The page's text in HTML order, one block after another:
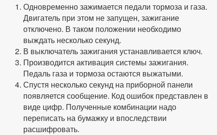
Одновременно зажимается педали тормоза и газа.
Двигатель при этом не запущен, зажигание
отключено. В таком положении необходимо
выждать несколько секунд.
В выключатель зажигания устанавливается ключ.
Производится активация системы зажигания.
Педаль газа и тормоза остаются выжатыми.
Спустя несколько секунд на приборной панели
появляется сообщение. Код ошибок представлен в
виде цифр. Полученные комбинации надо
переписать на бумажку и впоследствии
расшифровать.